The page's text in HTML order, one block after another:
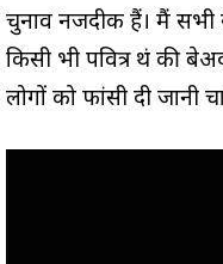
चुनाव नजदीक हैं। मैं सभी
किसी भी पवित्र ग्रंथ की
लोगों को फांसी दी जानी